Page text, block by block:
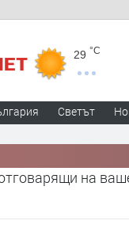
29 °C
Светът
на